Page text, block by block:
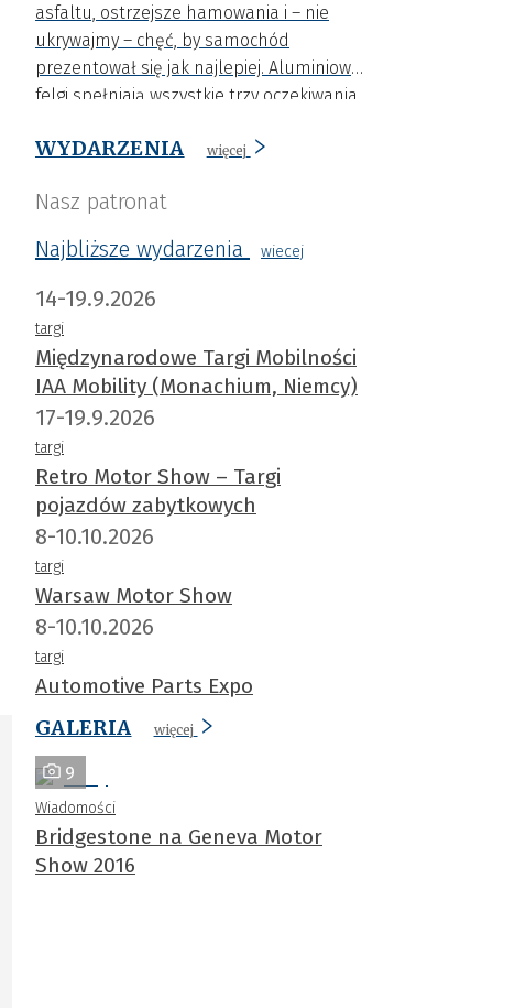
asfaltu, ostrzejsze hamowania i – nie
ukrywajmy – chęć, by samochód
prezentował się jak najlepiej. Aluminiowe
felgi spełniają wszystkie trzy oczekiwania
bezpieczeństwo jazdy, odciążają
auta.
WYDARZENIA więcej
Nasz patronat
Najbliższe wydarzenia
wiecej
14-19.9.2026
targi
Międzynarodowe Targi Mobilności
IAA Mobility (Monachium, Niemcy)
17-19.9.2026
targi
Retro Motor Show – Targi
pojazdów zabytkowych
8-10.10.2026
targi
Warsaw Motor Show
8-10.10.2026
targi
Automotive Parts Expo
GALERIA
więcej
9
Wiadomości
Bridgestone na Geneva Motor
Show 2016